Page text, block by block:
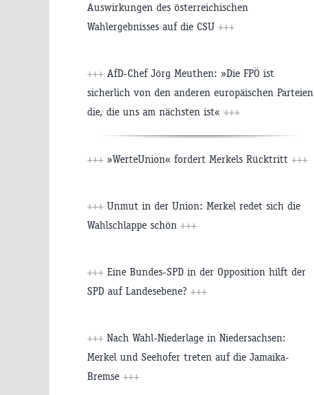
Auswirkungen des österreichischen
Wahlergebnisses auf die CSU +++
+++ AfD-Chef Jörg Meuthen: »Die FPÖ ist
sicherlich von den anderen europäischen Parteien
die, die uns am nächsten ist« +++
+++ »WerteUnion« fordert Merkels Rücktritt +++
+++ Unmut in der Union: Merkel redet sich die
Wahlschlappe schön +++
+++ Eine Bundes-SPD in der Opposition hilft der
SPD auf Landesebene? +++
+++ Nach Wahl-Niederlage in Niedersachsen:
Merkel und Seehofer treten auf die Jamaika-
Bremse +++